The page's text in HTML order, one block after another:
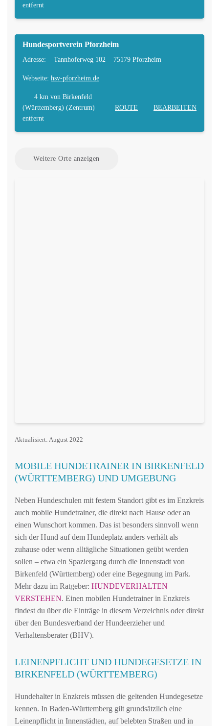
entfernt
Hundesportverein Pforzheim
Adresse: Tannhoferweg 102 75179 Pforzheim
Webseite: hsv-pforzheim.de
4 km von Birkenfeld
(Württemberg) (Zentrum)
entfernt
ROUTE BEARBEITEN
Weitere Orte anzeigen
Aktualisiert: August 2022
MOBILE HUNDETRAINER IN BIRKENFELD
(WÜRTTEMBERG) UND UMGEBUNG
Neben Hundeschulen mit festem Standort gibt es im Enzkreis
auch mobile Hundetrainer, die direkt nach Hause oder an
einen Wunschort kommen. Das ist besonders sinnvoll wenn
sich der Hund auf dem Hundeplatz anders verhält als
zuhause oder wenn alltägliche Situationen geübt werden
sollen – etwa ein Spaziergang durch die Innenstadt von
Birkenfeld (Württemberg) oder eine Begegnung im Park.
Mehr dazu im Ratgeber: HUNDEVERHALTEN
VERSTEHEN. Einen mobilen Hundetrainer in Enzkreis
findest du über die Einträge in diesem Verzeichnis oder direkt
über den Bundesverband der Hundeerzieher und
Verhaltensberater (BHV).
LEINENPFLICHT UND HUNDEGESETZE IN
BIRKENFELD (WÜRTTEMBERG)
Hundehalter in Enzkreis müssen die geltenden Hundegesetze
kennen. In Baden-Württemberg gilt grundsätzlich eine
Leinenpflicht in Innenstädten, auf belebten Straßen und in